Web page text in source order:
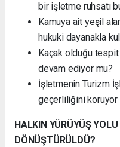
bir işletme ruhsatı
Kamuya ait yeşil
hukuki dayanakla
Kaçak olduğu
devam ediyor mu?
İşletmenin Turizm
geçerliliğini koruyor
HALKIN YÜRÜYÜŞ
DÖNÜŞTÜRÜLDÜ?